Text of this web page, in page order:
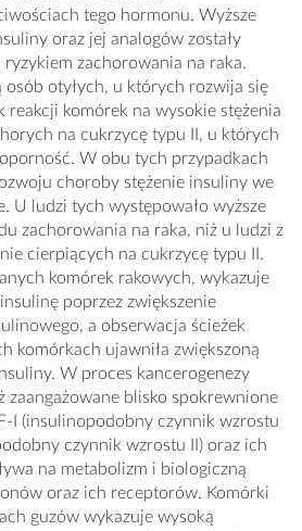
tego hormonu. Wyższe
oraz jej analogów zostały
zachorowania na raka.
osób otyłych, u których rozwija się
reakcji komórek na wysokie stężenia
na cukrzycę typu II, u których
W obu tych przypadkach
choroby stężenie insuliny we
U ludzi tych występowało wyższe
zachorowania na raka, niż u ludzi z
cierpiących na cukrzycę typu II.
komórek rakowych, wykazuje
poprzez zwiększenie
a obserwacja ścieżek
komórkach ujawniła zwiększoną
W proces kancerogenezy
zaangażowane blisko spokrewnione
I (insulinopodobny czynnik wzrostu
czynnik wzrostu II) oraz ich
na metabolizm i biologiczną
oraz ich receptorów. Komórki
guzów wykazuje wysoką